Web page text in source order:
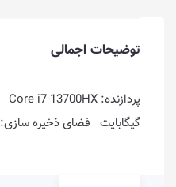
توضیحات اجمالی
گیگابایت فضای ذخیره سازی: 512GB SSD